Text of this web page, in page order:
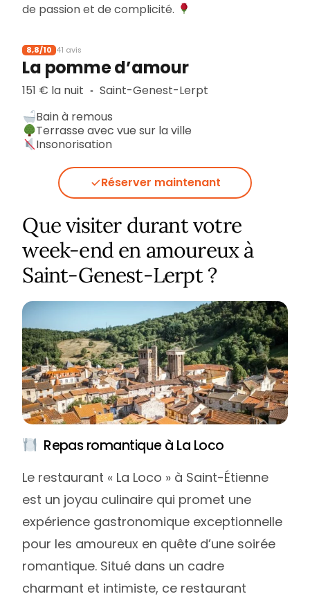
de passion et de complicité.
8,8/10 41 avis
La pomme d’amour
151 € la nuit ▪︎ Saint-Genest-Lerpt
Bain à remous
Terrasse avec vue sur la ville
Insonorisation
Réserver maintenant
Que visiter durant votre
week-end en amoureux à
Saint-Genest-Lerpt ?
Repas romantique à La Loco
Le restaurant « La Loco » à Saint-Étienne
est un joyau culinaire qui promet une
expérience gastronomique exceptionnelle
pour les amoureux en quête d’une soirée
romantique. Situé dans un cadre
charmant et intimiste, ce restaurant